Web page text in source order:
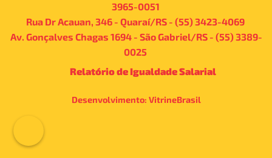
3965-0051
Rua Dr Acauan, 346 - Quaraí/RS - (55) 3423-4069
Av. Gonçalves Chagas 1694 - São Gabriel/RS - (55) 3389-
0025
Relatório de Igualdade Salarial
Desenvolvimento: VitrineBrasil